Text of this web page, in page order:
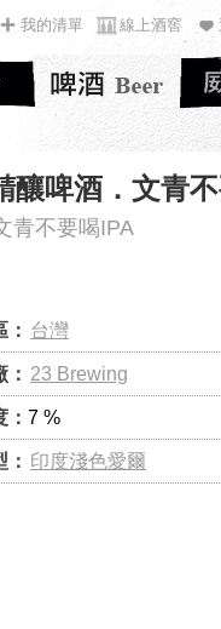
線上酒窖
我的清單
釀啤酒．文青
青不要喝IPA
： 台灣
： 23 Brewing
7 %
： 印度淺色愛爾